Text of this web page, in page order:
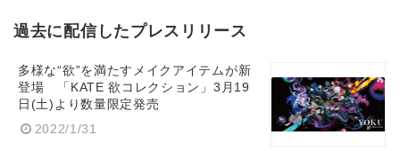
過去に配信したプレスリリース
多様な“欲”を満たすメイクアイテムが新
登場 「KATE 欲コレクション」3月19
日(土)より数量限定発売
2022/1/31